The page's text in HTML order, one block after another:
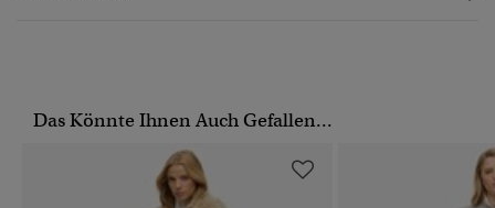
Das Könnte Ihnen Auch Gefallen...